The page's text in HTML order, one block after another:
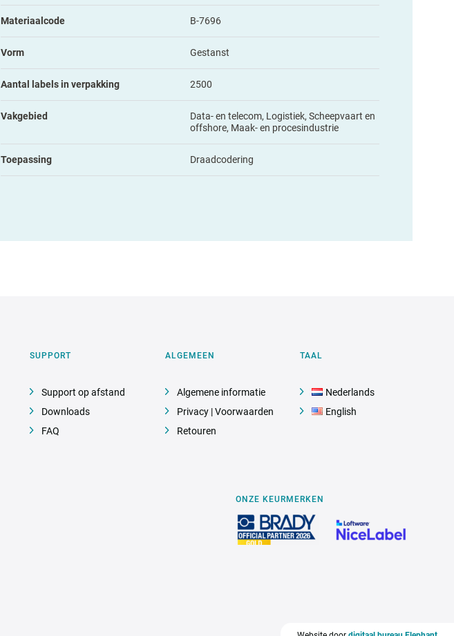
Materiaalcode B-7696
Vorm Gestanst
Aantal labels in verpakking 2500
Vakgebied
Data- en telecom, Logistiek, Scheepvaart en
offshore, Maak- en procesindustrie
Toepassing Draadcodering
SUPPORT
Support op afstand
Downloads
FAQ
ALGEMEEN
Algemene informatie
Privacy | Voorwaarden
Retouren
TAAL
Nederlands
English
ONZE KEURMERKEN